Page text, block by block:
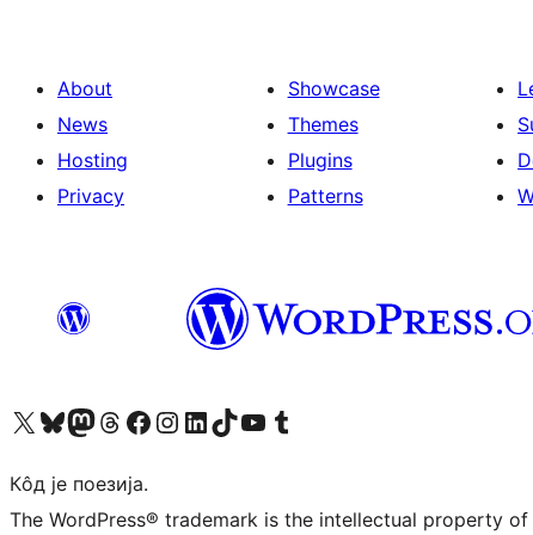
About
News
Hosting
Privacy
Showcase
Themes
Plugins
Patterns
Visit our X (formerly Twitter) account
Посетите наш Bluesky налог
Visit our Mastodon account
Посетите наш налог на Threads-у Visit our Facebook page
Посетите наш Инстаграм налог
Visit our LinkedIn account
Посетите наш TikTok налог
Visit our YouTube channel
Посетите наш Tumblr налог
Кôд је поезија.
The WordPress® trademark is the intellectual property of